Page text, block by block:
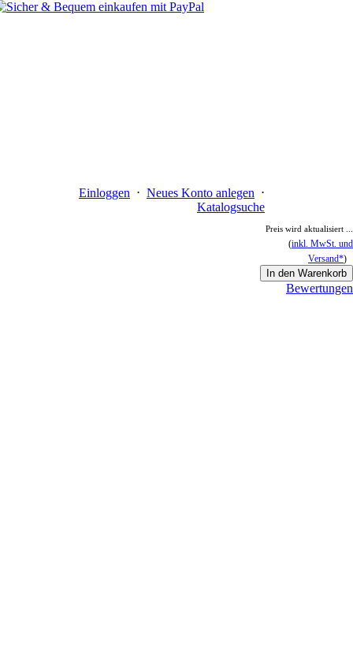
Einloggen ⋅ Neues Konto anlegen ⋅
Katalogsuche
Preis wird aktualisiert ...
(inkl. MwSt. und
Versand*)
In den Warenkorb
Bewertungen